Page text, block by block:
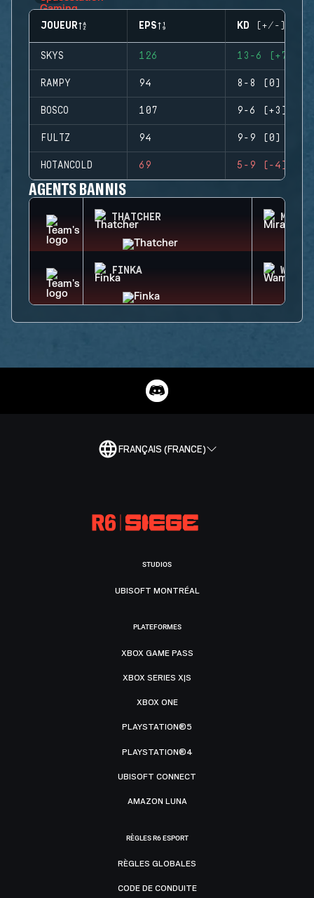
JOUEUR EPS KD (+/-)
SKYS 126 13-6 (+7)
RAMPY 94 8-8 (0)
BOSCO 107 9-6 (+3)
FULTZ 94 9-9 (0)
HOTANCOLD 69 5-9 (-4)
AGENTS BANNIS
THATCHER MIRA
FINKA WAMAI
FRANÇAIS (FRANCE)
STUDIOS
UBISOFT MONTRÉAL
PLATEFORMES
XBOX GAME PASS
XBOX SERIES X|S
XBOX ONE
PLAYSTATION®5
PLAYSTATION®4
UBISOFT CONNECT
AMAZON LUNA
RÈGLES R6 ESPORT
RÈGLES GLOBALES
CODE DE CONDUITE